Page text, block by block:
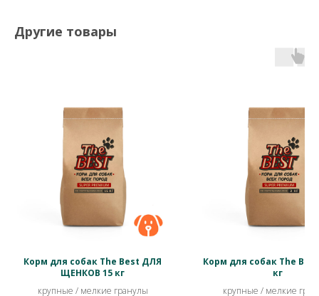
Другие товары
Корм для собак The Best ДЛЯ
ЩЕНКОВ 15 кг
крупные / мелкие гранулы
Корм для собак The
кг
крупные / мелкие